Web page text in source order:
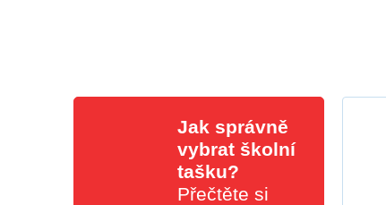
Jak správně
vybrat školní
tašku?
Přečtěte si